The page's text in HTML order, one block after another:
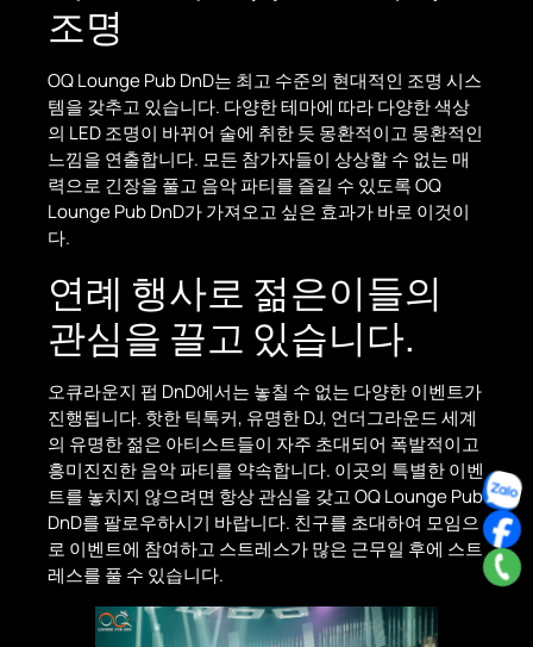
조명
OQ Lounge Pub DnD는 최고 수준의 현대적인 조명 시스
템을 갖추고 있습니다. 다양한 테마에 따라 다양한 색상
의 LED 조명이 바뀌어 술에 취한 듯 몽환적이고 몽환적인
느낌을 연출합니다. 모든 참가자들이 상상할 수 없는 매
력으로 긴장을 풀고 음악 파티를 즐길 수 있도록 OQ
Lounge Pub DnD가 가져오고 싶은 효과가 바로 이것이
다.
연례 행사로 젊은이들의
관심을 끌고 있습니다.
오큐라운지 펍 DnD에서는 놓칠 수 없는 다양한 이벤트가
진행됩니다. 핫한 틱톡커, 유명한 DJ, 언더그라운드 세계
의 유명한 젊은 아티스트들이 자주 초대되어 폭발적이고
흥미진진한 음악 파티를 약속합니다. 이곳의 특별한 이벤
트를 놓치지 않으려면 항상 관심을 갖고 OQ Lounge Pub
DnD를 팔로우하시기 바랍니다. 친구를 초대하여 모임으
로 이벤트에 참여하고 스트레스가 많은 근무일 후에 스트
레스를 풀 수 있습니다.